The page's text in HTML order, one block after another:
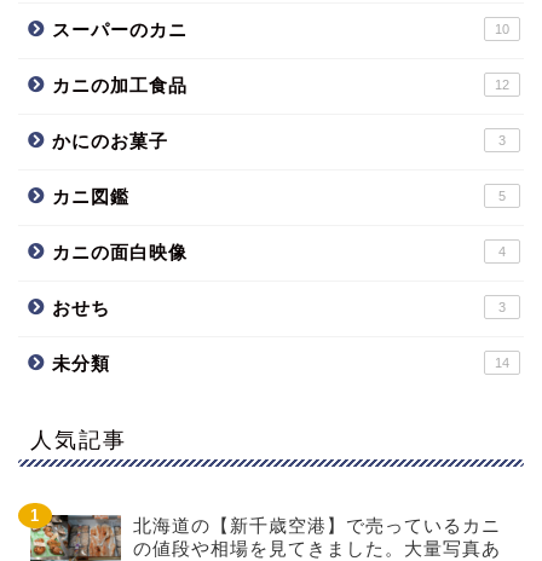
スーパーのカニ 10
カニの加工食品 12
かにのお菓子 3
カニ図鑑 5
カニの面白映像 4
おせち 3
未分類 14
人気記事
北海道の【新千歳空港】で売っているカニ
の値段や相場を見てきました。大量写真あ